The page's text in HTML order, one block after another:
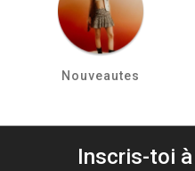
Nouveautes
Inscris-toi